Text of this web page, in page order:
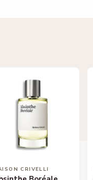
CRIVELLI